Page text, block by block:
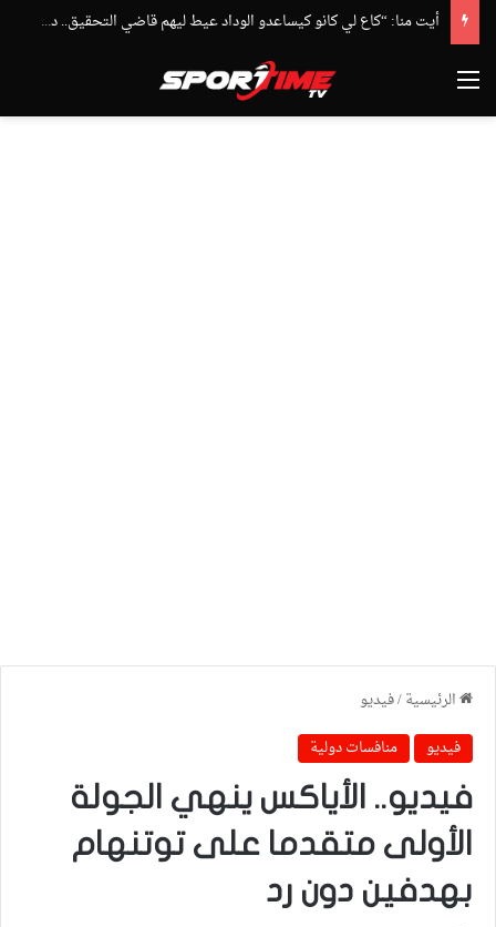
أيت منا: “كاع لي كانو كيساعدو الوداد عيط ليهم قاضي التحقيق.. دابا حتى شي واحد ما بقا باغي يعاون”
القائمة
الرئيسية/فيديو
فيديو
منافسات دولية
فيديو.. الأياكس ينهي الجولة
الأولى متقدما على توتنهام
بهدفين دون رد